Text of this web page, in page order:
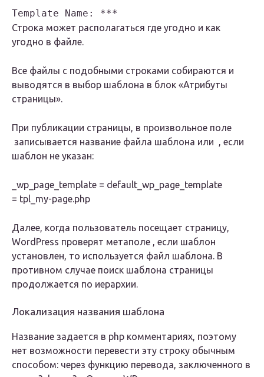
Template Name: ***
Строка может располагаться где угодно и как
угодно в файле.
Все файлы с подобными строками собираются и
выводятся в выбор шаблона в блок «Атрибуты
страницы».
При публикации страницы, в произвольное поле
записывается название файла шаблона или , если
шаблон не указан:
_wp_page_template = default _wp_page_template
= tpl_my-page.php
Далее, когда пользователь посещает страницу,
WordPress проверят метаполе , если шаблон
установлен, то используется файл шаблона. В
противном случае поиск шаблона страницы
продолжается по иерархии.
Локализация названия шаблона
Название задается в php комментариях, поэтому
нет возможности перевести эту строку обычным
способом: через функцию перевода, заключенного в